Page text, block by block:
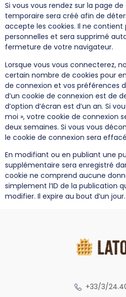
Si vous vous rendez sur la page
temporaire sera créé afin de
accepte les cookies. Il ne contient
personnelles et sera supprimé
fermeture de votre navigateur.
Lorsque vous vous connecterez,
certain nombre de cookies pour
de connexion et vos préférences
d’un cookie de connexion est de
d’option d’écran est d’un an. Si
moi », votre cookie de connexion
deux semaines. Si vous vous
le cookie de connexion sera
En modifiant ou en publiant une
supplémentaire sera enregistré
cookie ne comprend aucune
simplement l’ID de la publication
modifier. Il expire au bout d’un jour.
+33/3/